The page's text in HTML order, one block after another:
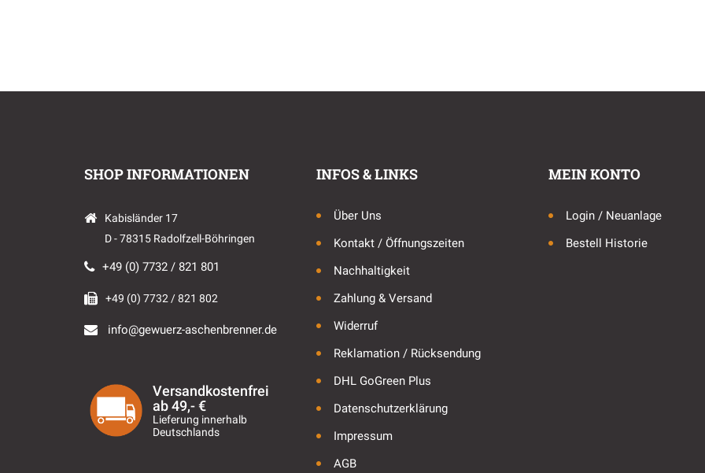
SHOP INFORMATIONEN
Kabisländer 17
D - 78315 Radolfzell-Böhringen
+49 (0) 7732 / 821 801
+49 (0) 7732 / 821 802
info@gewuerz-aschenbrenner.de
Versandkostenfrei
ab 49,- €
Lieferung innerhalb
Deutschlands
INFOS & LINKS
Über Uns
Kontakt / Öffnungszeiten
Nachhaltigkeit
Zahlung & Versand
Widerruf
Reklamation / Rücksendung
DHL GoGreen Plus
Datenschutzerklärung
Impressum
AGB
MEIN KONTO
Login / Neuanlage
Bestell Historie